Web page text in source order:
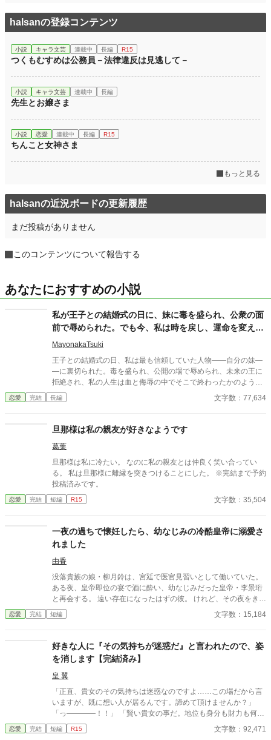
halsanの登録コンテンツ
小説 キャラ文芸 連載中 長編 R15
つくもむすめは公務員－法律違反は見逃して－
小説 キャラ文芸 連載中 長編
先生とお嬢さま
小説 恋愛 連載中 長編 R15
ちんこと女神さま
もっと見る
halsanの近況ボードの更新履歴
まだ投稿がありません
このコンテンツについて報告する
あなたにおすすめの小説
私が王子との結婚式の日に、妹に毒を盛られ、公衆の面
前で辱められた。でも今、私は時を戻し、運命を変えに
来た。
MayonakaTsuki
王子との結婚式の日、私は最も信頼していた人物――自分の妹―
―に裏切られた。毒を盛られ、公開の場で辱められ、未来の王に
拒絶され、私の人生は血と侮辱の中でそこで終わったかのように
思えた。しかし、死が私を迎えたとき、不可能なことが起きた―
―私は同じ回廊で、祭壇の前で目を覚まし、あらゆる涙、嘘、そ
得た私は、ただ一つの使命を持つ――真実を突き止め、奪われた
ものを取り戻し、私を破滅させた者たちにその代償を払わせる。
もはや、何も以前のままではない。何も許されない。
恋愛 完結 長編 文字数：77,634
旦那様は私の親友が好きなようです
葛葉
旦那様は私に冷たい。 なのに私の親友とは仲良く笑い合ってい
る。 私は旦那様に離縁を突きつけることにした。 ※完結まで予約
投稿済みです。
恋愛 完結 短編 R15 文字数：35,504
一夜の過ちで懐妊したら、幼なじみの冷酷皇帝に溺愛さ
れました
由香
没落貴族の娘・柳月鈴は、宮廷で医官見習いとして働いていた。
ある夜、皇帝即位の宴で酒に酔い、幼なじみだった皇帝・李景珩
と再会する。 遠い存在になったはずの彼。 けれど、その夜をきっ
かけに月鈴の運命は大きく動き出す。 冷酷と恐れられる皇帝が、
なぜか彼女だけには甘すぎて――。
恋愛 完結 短編 文字数：15,184
好きな人に『その気持ちが迷惑だ』と言われたので、姿
を消します【完結済み】
皇 翼
「正直、貴女のその気持ちは迷惑なのですよ……この場だから言
いますが、既に想い人が居るんです。諦めて頂けませんか？」
「っ――――！！」 「賢い貴女の事だ。地位も身分も財力も何も
かもが貴女にとっては高嶺の花だと元々分かっていたのでしょ
う？そんな感情を持っているだけ時間が無駄だと思いません
恋愛 完結 短編 R15 文字数：92,471